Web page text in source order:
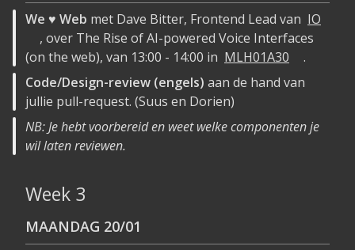
We ♥ Web met Dave Bitter, Frontend Lead van IO
, over The Rise of AI-powered Voice Interfaces
(on the web), van 13:00 - 14:00 in MLH01A30
.
Code/Design-review (engels) aan de hand van
jullie pull-request. (Suus en Dorien)
NB: Je hebt voorbereid en weet welke componenten je
wil laten reviewen.
Week 3
MAANDAG 20/01